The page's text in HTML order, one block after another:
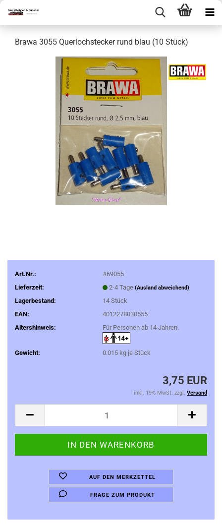
Brawa 3055 Querlochstecker rund blau (10 Stück)
Art.Nr.:
#69055
Lieferzeit:
2-4 Tage (Ausland abweichend)
Lagerbestand: 14 Stück
EAN:
4012278030555
Altershinweis:
Für Personen ab 14 Jahren.
Gewicht: 0.015kg je Stück
3,75 EUR
inkl. 19% MwSt. zzgl. Versand
AUF DEN MERKZETTEL
FRAGE ZUM PRODUKT